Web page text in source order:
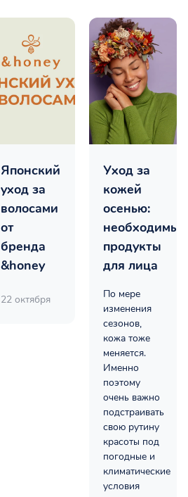
Японский
уход за
волосами
от
бренда
&honey
22 октября
Уход за
кожей
осенью:
необходимые
продукты
для лица
По мере
изменения
сезонов,
кожа тоже
меняется.
Именно
поэтому
очень важно
подстраивать
свою рутину
красоты под
погодные и
климатические
условия